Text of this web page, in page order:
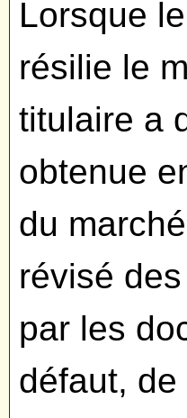
Lorsque
résilie le
titulaire a
obtenue
du
révisé
par les
défaut, de